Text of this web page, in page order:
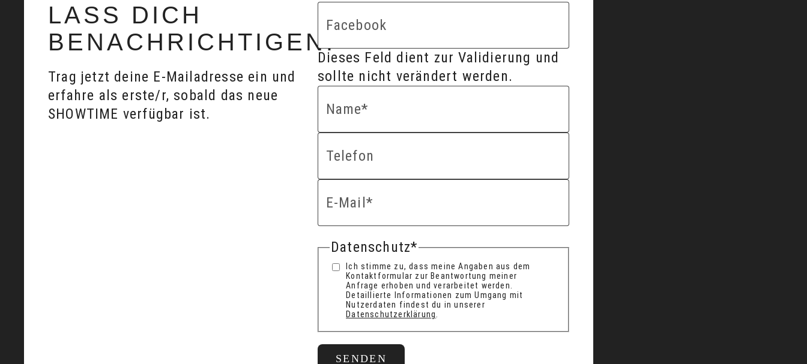
LASS DICH
BENACHRICHTIGEN!
Trag jetzt deine E-Mailadresse ein und
erfahre als erste/r, sobald das neue
SHOWTIME verfügbar ist.
Facebook
Dieses Feld dient zur Validierung und
sollte nicht verändert werden.
Name*
Telefon
E-Mail *
Datenschutz*
Ich stimme zu, dass meine Angaben aus dem
Kontaktformular zur Beantwortung meiner
Anfrage erhoben und verarbeitet werden.
Detaillierte Informationen zum Umgang mit
Nutzerdaten findest du in unserer
Datenschutzerklärung.